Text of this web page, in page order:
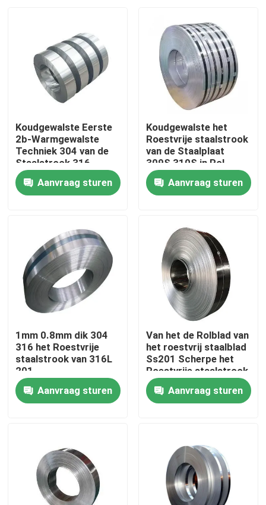
Huis
Producten
Ongeveer ons
Fabrieksreis
Kwaliteitscontrole
Contact de V.S.
Nieuws
roestvrij staal om buis
het blad van de roestvrij staalplaat
Koudgewalste Eerste
2b-Warmgewalste
Techniek 304 van de
Staalstrook 316
Roestvrij staalstrook
Aanvraag sturen
Koudgewalste het
Roestvrije staalstrook
van de Staalplaat
309S 310S in Rol
Aanvraag sturen
1mm 0.8mm dik 304
316 het Roestvrije
staalstrook van 316L
201
Aanvraag sturen
Van het de Rolblad van
het roestvrij staalblad
Ss201 Scherpe het
Roestvrije staalstrook
Aanvraag sturen